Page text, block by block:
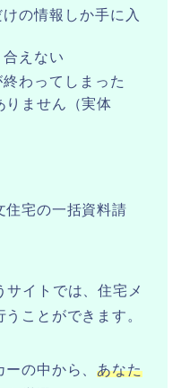
の情報しか手に入
えない
わってしまった
りません（実体
住宅の一括資料請
サイトでは、住宅メ
ことができます。
ーの中から、あなた